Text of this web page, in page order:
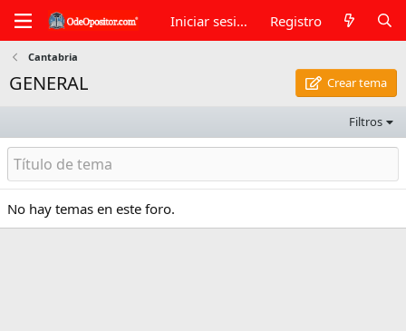
Iniciar sesión Registro
Cantabria
GENERAL Crear tema
Filtros
No hay temas en este foro.